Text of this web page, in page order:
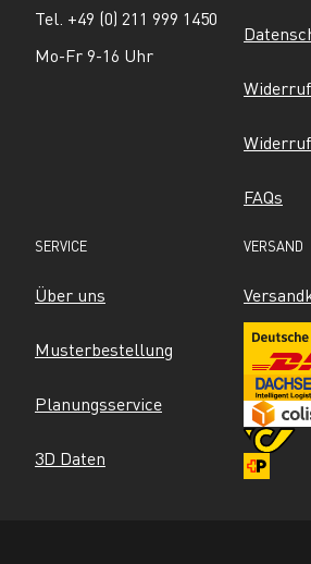
Tel. +49 (0) 211 999 1450
Mo-Fr 9-16 Uhr
Widerruf
FAQs
SERVICE
Über uns
Musterbestellung
Planungsservice
3D Daten
VERSAND